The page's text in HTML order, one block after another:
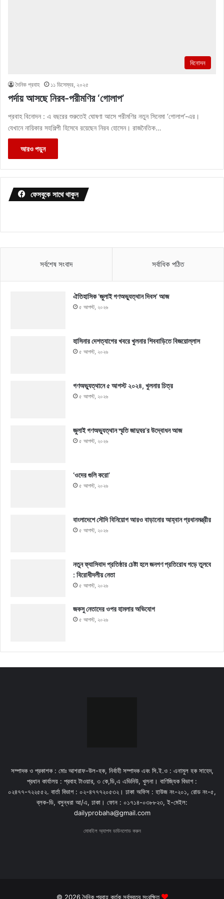
বিনোদন
দৈনিক প্রবাহ ১১ ডিসেম্বর, ২০২৫
পর্দায় আসছে নিরব-পরীমণির ‘গোলাপ’
প্রবাহ বিনোদন : এ বছরের শুরুতেই ঘোষণা আসে পরীমণির নতুন সিনেমা ‘গোলাপ’-এর।
যেখানে নায়িকার সহশিল্পী হিসেবে রয়েছেন নিরব হোসেন। রাজনৈতিক…
আরও পড়ুন
ফেসবুকে সাথে থাকুন
সর্বশেষ সংবাদ সর্বাধিক পঠিত
ঐতিহাসিক ‘জুলাই গণঅভ্যুত্থান দিবস’ আজ
৫ আগস্ট, ২০২৬
হাসিনার দেশত্যাগের খবরে খুলনার শিববাড়িতে বিজয়োল্লাস
৫ আগস্ট, ২০২৬
গণঅভ্যুত্থানে ৫ আগস্ট ২০২৪, খুলনার চিত্র
৫ আগস্ট, ২০২৬
জুলাই গণঅভ্যুত্থান স্মৃতি জাদুঘর’র উদ্বোধন আজ
৫ আগস্ট, ২০২৬
‘ওদের গুলি করো’
৫ আগস্ট, ২০২৬
বাংলাদেশে সৌদি বিনিয়োগ আরও বাড়ানোর আহ্বান প্রধানমন্ত্রীর
৫ আগস্ট, ২০২৬
নতুন ফ্যাসিবাদ প্রতিষ্ঠার চেষ্টা হলে জনগণ প্রতিরোধ গড়ে তুলবে
: বিরোধীদলীয় নেতা
৫ আগস্ট, ২০২৬
জকসু নেতাদের ওপর হামলার অভিযোগ
৫ আগস্ট, ২০২৬
সম্পাদক ও প্রকাশক : মোঃ আশরাফ-উল-হক, নির্বাহী সম্পাদক এবং সি.ই.ও : এনামুল হক সাহেদ,
প্রধান কার্যালয় : প্রবাহ টাওয়ার, ৩ কে,ডি,এ এভিনিউ, খুলনা। বাণিজ্যিক বিভাগ :
০২৪৭৭-৭২২৫৫২. বার্তা বিভাগ : ০২-৪৭৭৭২০৫৩২। ঢাকা অফিস : হাউজ নং-২০১, রোড নং-৫,
ব্লক-ডি, বসুন্ধরা আ/এ, ঢাকা। ফোন : ০১৭১৪-০৩৮৮২৩, ই-মেইল:
dailyprobaha@gmail.com
মোবাইল অ্যাপস ডাউনলোড করুন
© 2026 দৈনিক প্রবাহ কর্তৃক সর্বস্বত্ব সংরক্ষিত